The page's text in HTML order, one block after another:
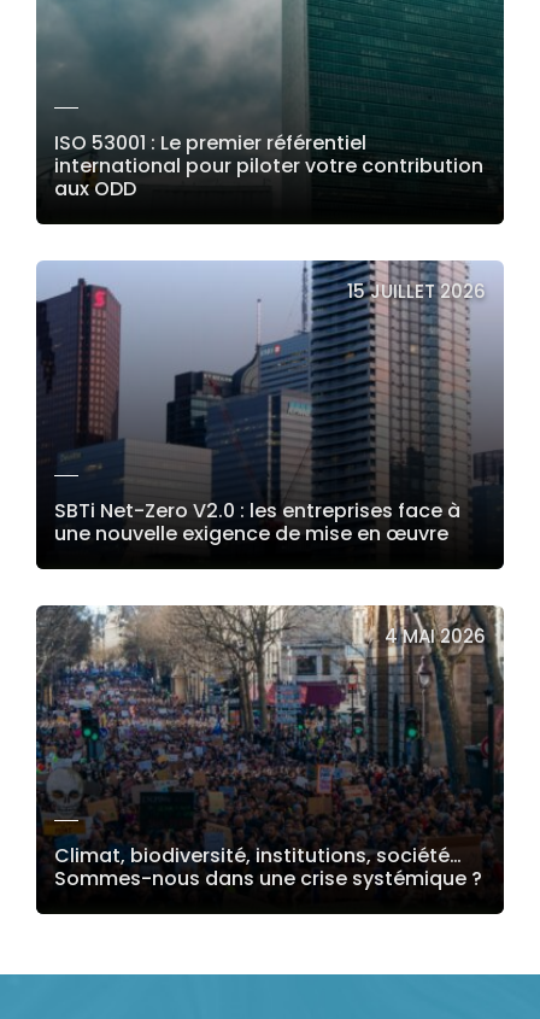
ISO 53001 : Le premier référentiel
international pour piloter votre contribution
aux ODD
LIRE LA SUITE
15 JUILLET 2026
SBTi Net-Zero V2.0 : les entreprises face à
une nouvelle exigence de mise en œuvre
LIRE LA SUITE
4 MAI 2026
Climat, biodiversité, institutions, société…
Sommes-nous dans une crise systémique ?